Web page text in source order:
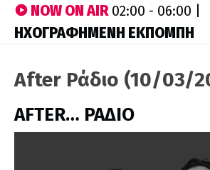
NOW ON AIR02:00 - 06:00 |
ΗΧΟΓΡΑΦΗΜΕΝΗ ΕΚΠΟΜΠΗ
After Ράδιο (10/03/
AFTER… ΡΑΔΙΟ